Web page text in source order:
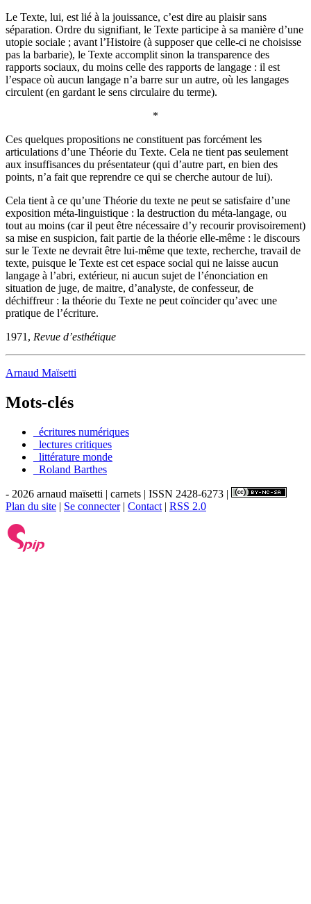
Le Texte, lui, est lié à la jouissance, c’est dire au plaisir sans
séparation. Ordre du signifiant, le Texte participe à sa manière d’une
utopie sociale ; avant l’Histoire (à supposer que celle-ci ne choisisse
pas la barbarie), le Texte accomplit sinon la transparence des
rapports sociaux, du moins celle des rapports de langage : il est
l’espace où aucun langage n’a barre sur un autre, où les langages
circulent (en gardant le sens circulaire du terme).
*
Ces quelques propositions ne constituent pas forcément les
articulations d’une Théorie du Texte. Cela ne tient pas seulement
aux insuffisances du présentateur (qui d’autre part, en bien des
points, n’a fait que reprendre ce qui se cherche autour de lui).
Cela tient à ce qu’une Théorie du texte ne peut se satisfaire d’une
exposition méta-linguistique : la destruction du méta-langage, ou
tout au moins (car il peut être nécessaire d’y recourir provisoirement)
sa mise en suspicion, fait partie de la théorie elle-même : le discours
sur le Texte ne devrait être lui-même que texte, recherche, travail de
texte, puisque le Texte est cet espace social qui ne laisse aucun
langage à l’abri, extérieur, ni aucun sujet de l’énonciation en
situation de juge, de maitre, d’analyste, de confesseur, de
déchiffreur : la théorie du Texte ne peut coïncider qu’avec une
pratique de l’écriture.
1971, Revue d’esthétique
Arnaud Maïsetti
Mots-clés
_écritures numériques
_lectures critiques
_littérature monde
_Roland Barthes
- 2026 arnaud maïsetti | carnets | ISSN 2428-6273 |
Plan du site | Se connecter| Contact | RSS 2.0